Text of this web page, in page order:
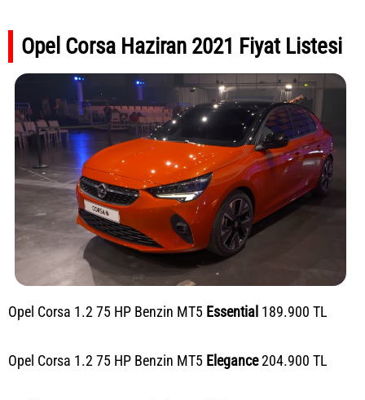
Opel Corsa Haziran 2021 Fiyat Listesi
Opel Corsa 1.2 75 HP Benzin MT5 Essential 189.900 TL
Opel Corsa 1.2 75 HP Benzin MT5 Elegance204.900 TL